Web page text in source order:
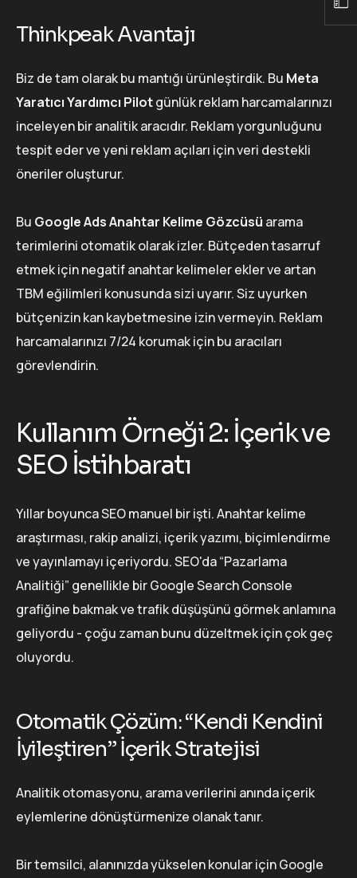
Thinkpeak Avantajı
Biz de tam olarak bu mantığı ürünleştirdik. Bu Meta
Yaratıcı Yardımcı Pilotgünlük reklam harcamalarınızı
inceleyen bir analitik aracıdır. Reklam yorgunluğunu
tespit eder ve yeni reklam açıları için veri destekli
öneriler oluşturur.
Bu Google Ads Anahtar Kelime Gözcüsü arama
terimlerini otomatik olarak izler. Bütçeden tasarruf
etmek için negatif anahtar kelimeler ekler ve artan
TBM eğilimleri konusunda sizi uyarır. Siz uyurken
bütçenizin kan kaybetmesine izin vermeyin. Reklam
harcamalarınızı 7/24 korumak için bu aracıları
görevlendirin.
Kullanım Örneği 2: İçerik ve
SEO İstihbaratı
Yıllar boyunca SEO manuel bir işti. Anahtar kelime
araştırması, rakip analizi, içerik yazımı, biçimlendirme
ve yayınlamayı içeriyordu. SEO'da “Pazarlama
Analitiği” genellikle bir Google Search Console
grafiğine bakmak ve trafik düşüşünü görmek anlamına
geliyordu - çoğu zaman bunu düzeltmek için çok geç
oluyordu.
Otomatik Çözüm: “Kendi Kendini
İyileştiren” İçerik Stratejisi
Analitik otomasyonu, arama verilerini anında içerik
eylemlerine dönüştürmenize olanak tanır.
Bir temsilci, alanınızda yükselen konular için Google